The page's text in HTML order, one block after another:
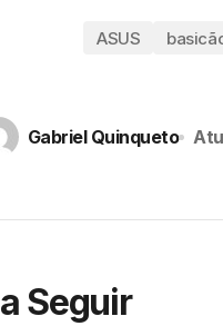
ASUS
Gabriel Quinqueto
Seguir